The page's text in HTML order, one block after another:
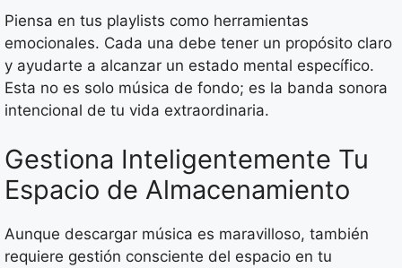
Piensa en tus playlists como herramientas
emocionales. Cada una debe tener un propósito claro
y ayudarte a alcanzar un estado mental específico.
Esta no es solo música de fondo; es la banda sonora
intencional de tu vida extraordinaria.
Gestiona Inteligentemente Tu
Espacio de Almacenamiento
Aunque descargar música es maravilloso, también
requiere gestión consciente del espacio en tu